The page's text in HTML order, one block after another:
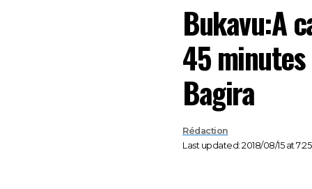
Bukavu:A
45
Bagira
Last updated: 2018/08/15 at
Rédaction